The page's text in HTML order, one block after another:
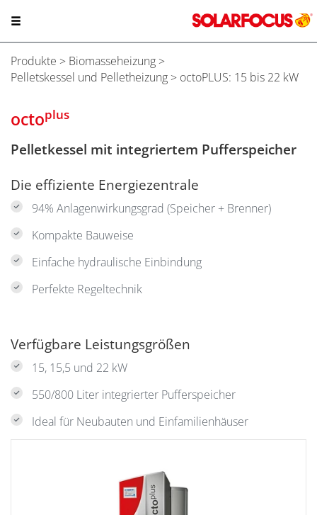
Produkte > Biomasseheizung >
Pelletskessel und Pelletheizung > octoPLUS: 15 bis 22 kW
octoplus
Pelletkessel mit integriertem Pufferspeicher
Die effiziente Energiezentrale
94% Anlagenwirkungsgrad (Speicher + Brenner)
Kompakte Bauweise
Einfache hydraulische Einbindung
Perfekte Regeltechnik
Verfügbare Leistungsgrößen
15, 15,5 und 22 kW
550/800 Liter integrierter Pufferspeicher
Ideal für Neubauten und Einfamilienhäuser